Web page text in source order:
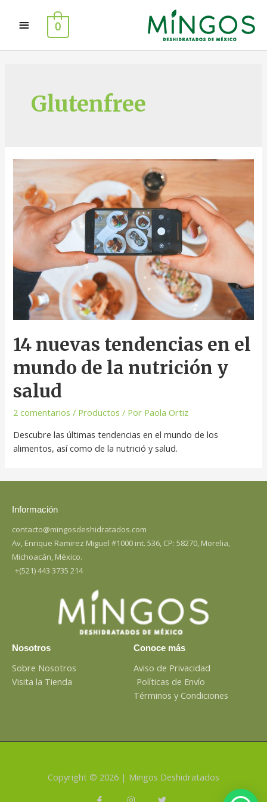
0
Glutenfree
14 nuevas tendencias en el
mundo de la nutrición y
salud
2 comentarios / Productos / Por Paola Ortiz
Descubre las últimas tendencias en el mundo de los
alimentos, así como de la nutrició y salud.
Información
contacto@mingosdeshidratados.com
Av, Enrique Ramirez Miguel #1000 int. 536, CP: 58270, Morelia,
Michoacán, México.
+(521) 443 3735 214
Nosotros
Sobre Nosotros
Visita la Tienda
Conoce más
Aviso de Privacidad
Políticas de Envío
Términos y Condiciones
Copyright © 2026 | Mingos Deshidratados